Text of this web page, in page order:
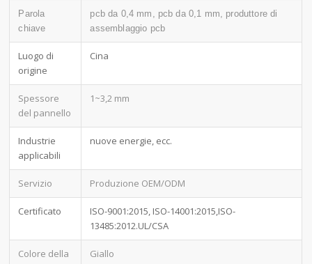
Parola
chiave
pcb da 0,4 mm, pcb da 0,1 mm, produttore di
assemblaggio pcb
Luogo di
origine
Cina
Spessore
del pannello
1~3,2 mm
Industrie
applicabili
nuove energie, ecc.
Servizio Produzione OEM/ODM
Certificato
ISO-9001:2015, ISO-14001:2015,ISO-
13485:2012.UL/CSA
Colore della
Giallo